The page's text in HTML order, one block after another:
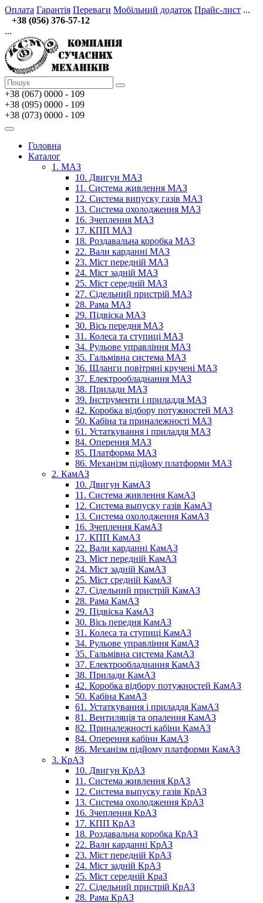
Оплата Гарантія Переваги Мобільний додаток Прайс-лист ...
+38 (056) 376-57-12
...
+38 (067) 0000 - 109
+38 (095) 0000 - 109
+38 (073) 0000 - 109
Головна
Каталог
1. МАЗ
10. Двигун МАЗ
11. Система живлення МАЗ
12. Система випуску газів МАЗ
13. Система охолодження МАЗ
16. Зчеплення МАЗ
17. КПП МАЗ
18. Роздавальна коробка МАЗ
22. Вали карданні МАЗ
23. Міст передній МАЗ
24. Міст задній МАЗ
25. Міст середній МАЗ
27. Сідельний пристрій МАЗ
28. Рама МАЗ
29. Підвіска МАЗ
30. Вісь передня МАЗ
31. Колеса та ступиці МАЗ
34. Рульове управління МАЗ
35. Гальмівна система МАЗ
36. Шланги повітряні кручені МАЗ
37. Електрообладнання МАЗ
38. Прилади МАЗ
39. Інструменти і приладдя МАЗ
42. Коробка відбору потужностей МАЗ
50. Кабіна та приналежності МАЗ
61. Устаткування і приладдя МАЗ
84. Оперення МАЗ
85. Платформа МАЗ
86. Механізм підйому платформи МАЗ
2. КамАЗ
10. Двигун КамАЗ
11. Система живлення КамАЗ
12. Система выпуску газів КамАЗ
13. Система охолодження КамАЗ
16. Зчеплення КамАЗ
17. КПП КамАЗ
22. Вали карданні КамАЗ
23. Міст передній КамАЗ
24. Міст задній КамАЗ
25. Міст средній КамАЗ
27. Сідельний пристрій КамАЗ
28. Рама КамАЗ
29. Підвіска КамАЗ
30. Вісь передня КамАЗ
31. Колеса та ступиці КамАЗ
34. Рульове управління КамАЗ
35. Гальмівна система КамАЗ
37. Електрообладнання КамАЗ
38. Прилади КамАЗ
42. Коробка відбору потужностей КамАЗ
50. Кабіна КамАЗ
61. Устаткування і приладдя КамАЗ
81. Вентиляція та опалення КамАЗ
82. Приналежності кабіни КамАЗ
84. Оперення кабіни КамАЗ
86. Механізм підйому платформи КамАЗ
3. КрАЗ
10. Двигун КрАЗ
11. Система живлення КрАЗ
12. Система выпуску газів КрАЗ
13. Система охолодження КрАЗ
16. Зчеплення КрАЗ
17. КПП КрАЗ
18. Роздавальна коробка КрАЗ
22. Вали карданні КрАЗ
23. Міст передній КрАЗ
24. Міст задній КрАЗ
25. Міст середній КраЗ
27. Сідельний пристрій КрАЗ
28. Рама КрАЗ